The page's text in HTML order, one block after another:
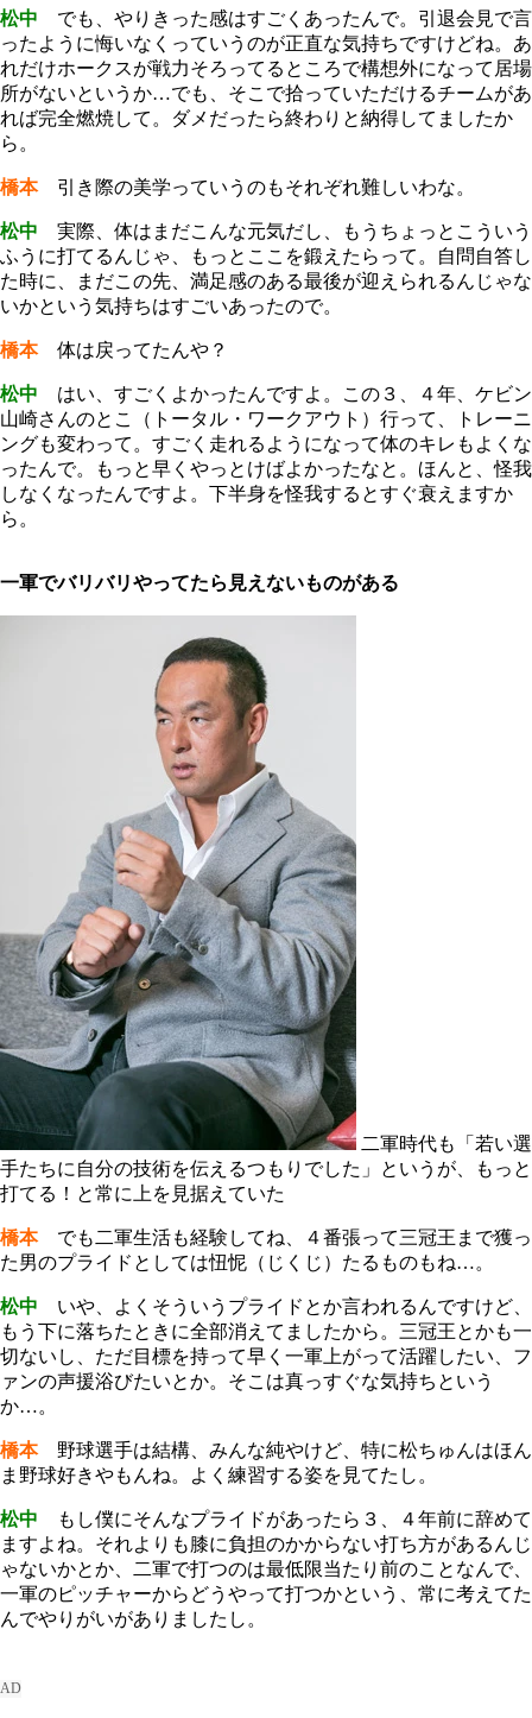
松中 でも、やりきった感はすごくあったんで。引退会見で言
ったように悔いなくっていうのが正直な気持ちですけどね。あ
れだけホークスが戦力そろってるところで構想外になって居場
所がないというか…でも、そこで拾っていただけるチームがあ
れば完全燃焼して。ダメだったら終わりと納得してましたか
ら。
橋本引き際の美学っていうのもそれぞれ難しいわな。
松中 実際、体はまだこんな元気だし、もうちょっとこういう
ふうに打てるんじゃ、もっとここを鍛えたらって。自問自答し
た時に、まだこの先、満足感のある最後が迎えられるんじゃな
いかという気持ちはすごいあったので。
橋本体は戻ってたんや？
松中 はい、すごくよかったんですよ。この３、４年、ケビン
山崎さんのとこ（トータル・ワークアウト）行って、トレーニ
ングも変わって。すごく走れるようになって体のキレもよくな
ったんで。もっと早くやっとけばよかったなと。ほんと、怪我
しなくなったんですよ。下半身を怪我するとすぐ衰えますか
ら。
一軍でバリバリやってたら見えないものがある
二軍時代も「若い選
手たちに自分の技術を伝えるつもりでした」というが、もっと
打てる！と常に上を見据えていた
橋本でも二軍生活も経験してね、４番張って三冠王まで獲っ
た男のプライドとしては忸怩（じくじ）たるものもね…。
松中 いや、よくそういうプライドとか言われるんですけど、
もう下に落ちたときに全部消えてましたから。三冠王とかも一
切ないし、ただ目標を持って早く一軍上がって活躍したい、フ
ァンの声援浴びたいとか。そこは真っすぐな気持ちという
か…。
橋本野球選手は結構、みんな純やけど、特に松ちゅんはほん
ま野球好きやもんね。よく練習する姿を見てたし。
松中 もし僕にそんなプライドがあったら３、４年前に辞めて
ますよね。それよりも膝に負担のかからない打ち方があるんじ
ゃないかとか、二軍で打つのは最低限当たり前のことなんで、
一軍のピッチャーからどうやって打つかという、常に考えてた
んでやりがいがありましたし。